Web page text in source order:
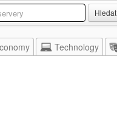
Hledat
Technology